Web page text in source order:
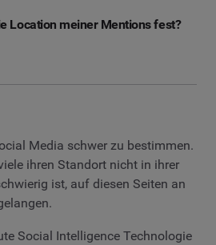
Location meiner Mentions fest?
Media schwer zu bestimmen.
ihren Standort nicht in ihrer
ist, auf diesen Seiten an
Social Intelligence Technologie